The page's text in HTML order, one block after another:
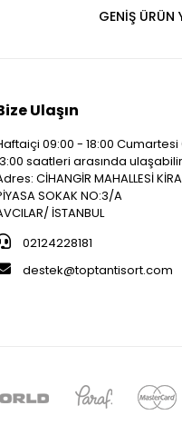
GENİŞ ÜRÜN
Ulaşın
09:00 - 18:00 Cumartesi
saatleri arasında
CİHANGİR MAHALLESİ
SOKAK NO:3/A
İSTANBUL
02124228181
destek@toptantisort.com